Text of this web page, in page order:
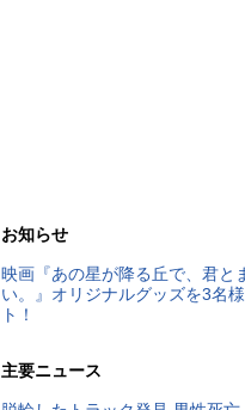
お知らせ
映画『あの星が降る丘で、君と
い。』オリジナルグッズを3名
ト！
主要ニュース